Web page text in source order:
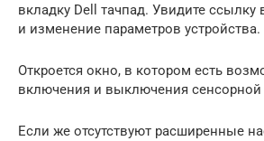
вкладку Dell тачпад. Увидите ссылку
и изменение параметров устройства.
Откроется окно, в котором есть
включения и выключения сенсорной
Если же отсутствуют расширенные